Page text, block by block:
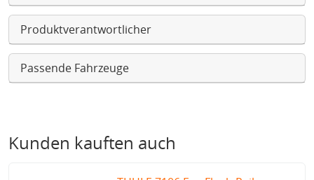
Produktverantwortlicher
Passende Fahrzeuge
Kunden kauften auch